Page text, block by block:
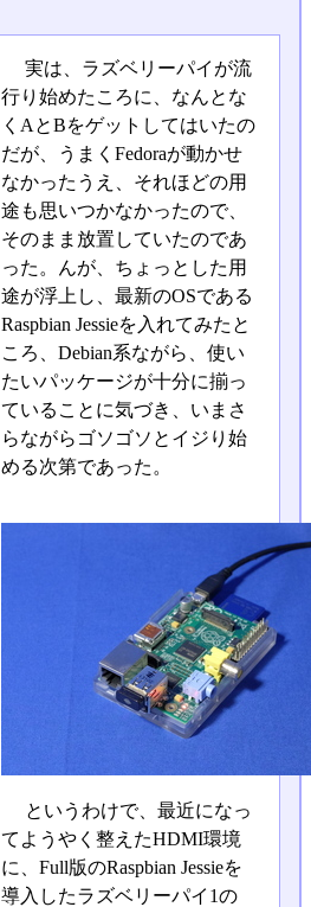
実は、ラズベリーパイが流
行り始めたころに、なんとな
くAとBをゲットしてはいたの
だが、うまくFedoraが動かせ
なかったうえ、それほどの用
途も思いつかなかったので、
そのまま放置していたのであ
った。んが、ちょっとした用
途が浮上し、最新のOSである
Raspbian Jessieを入れてみたと
ころ、Debian系ながら、使い
たいパッケージが十分に揃っ
ていることに気づき、いまさ
らながらゴソゴソとイジり始
める次第であった。
というわけで、最近になっ
てようやく整えたHDMI環境
に、Full版のRaspbian Jessieを
導入したラズベリーパイ1の